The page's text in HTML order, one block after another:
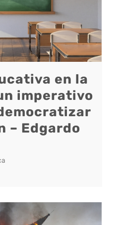
en la
imperativo
– Edgardo